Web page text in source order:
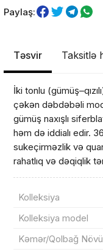
Paylaş:
Təsvir Taksitlə
İki tonlu
çəkən dəbdəbəli
gümüş naxışlı
həm də iddialı edir.
sukeçirməzlik və
rahatlıq və dəqiqlik
Kolleksiya
Kolleksiya model
Kəmər/Qolbağ Növü